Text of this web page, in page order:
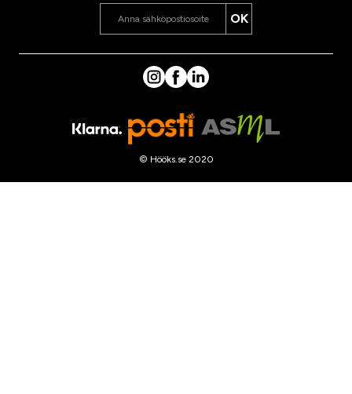
OK
© Hööks.se 2020